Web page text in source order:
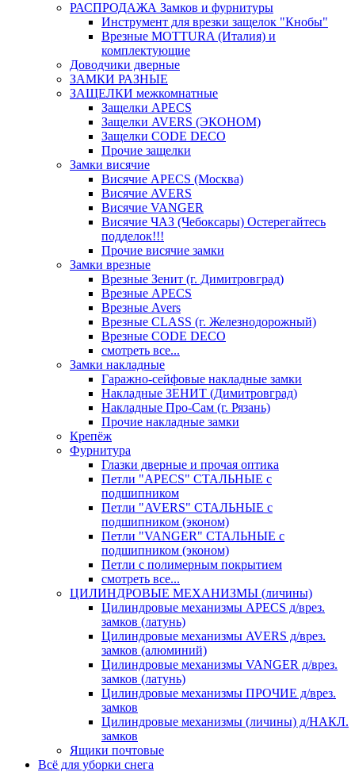
РАСПРОДАЖА Замков и фурнитуры
Инструмент для врезки защелок "Кнобы"
Врезные MOTTURA (Италия) и
комплектующие
Доводчики дверные
ЗАМКИ РАЗНЫЕ
ЗАЩЕЛКИ межкомнатные
Защелки APECS
Защелки AVERS (ЭКОНОМ)
Защелки CODE DECO
Прочие защелки
Замки висячие
Висячие APECS (Москва)
Висячие AVERS
Висячие VANGER
Висячие ЧАЗ (Чебоксары) Остерегайтесь
подделок!!!
Прочие висячие замки
Замки врезные
Врезные Зенит (г. Димитровград)
Врезные APECS
Врезные Avers
Врезные CLASS (г. Железнодорожный)
Врезные CODE DECO
смотреть все...
Замки накладные
Гаражно-сейфовые накладные замки
Накладные ЗЕНИТ (Димитровград)
Накладные Про-Сам (г. Рязань)
Прочие накладные замки
Крепёж
Фурнитура
Глазки дверные и прочая оптика
Петли "APECS" СТАЛЬНЫЕ с
подшипником
Петли "AVERS" СТАЛЬНЫЕ с
подшипником (эконом)
Петли "VANGER" СТАЛЬНЫЕ с
подшипником (эконом)
Петли с полимерным покрытием
смотреть все...
ЦИЛИНДРОВЫЕ МЕХАНИЗМЫ (личины)
Цилиндровые механизмы APECS д/врез.
замков (латунь)
Цилиндровые механизмы AVERS д/врез.
замков (алюминий)
Цилиндровые механизмы VANGER д/врез.
замков (латунь)
Цилиндровые механизмы ПРОЧИЕ д/врез.
замков
Цилиндровые механизмы (личины) д/НАКЛ.
замков
Ящики почтовые
Всё для уборки снега